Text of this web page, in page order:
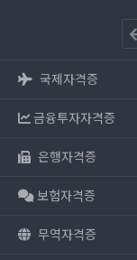
국제자격증
금융투자자격증
은행자격증
보험자격증
무역자격증